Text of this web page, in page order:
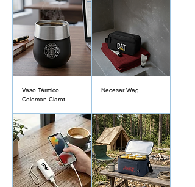
Vaso Térmico
Coleman Claret
Neceser Weg